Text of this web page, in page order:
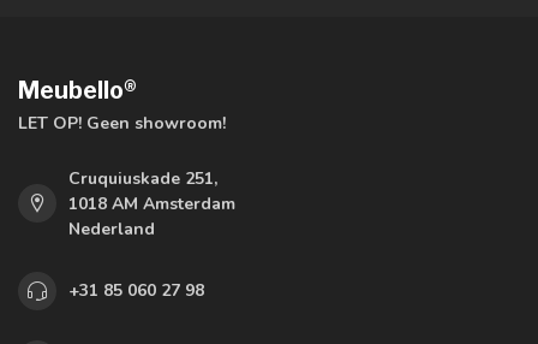
Meubello®
LET OP! Geen showroom!
Cruquiuskade 251,
1018 AM Amsterdam
Nederland
+31 85 060 27 98